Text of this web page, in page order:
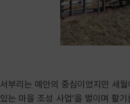
서부리는 예안의 중심이었지만 세
있는 마을 조성 사업’을 벌이며 활